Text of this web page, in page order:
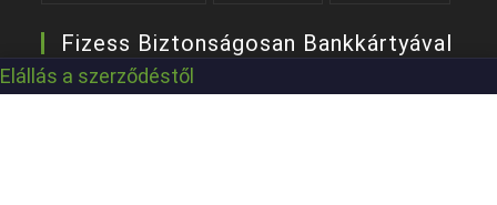
Fizess Biztonságosan Bankkártyával
Elállás a szerződéstől